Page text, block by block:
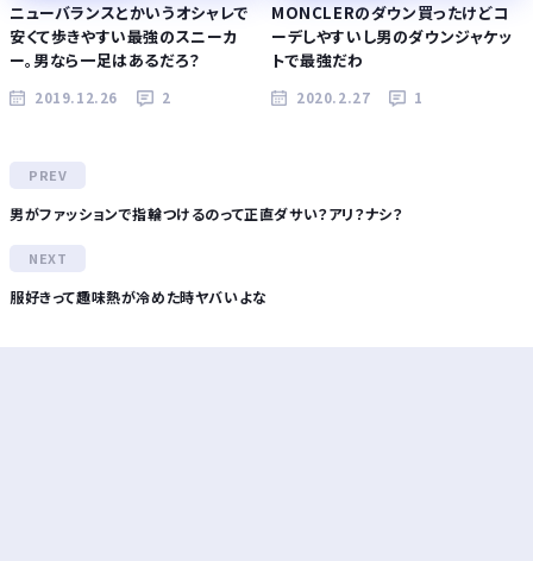
ニューバランスとかいうオシャレで
安くて歩きやすい最強のスニーカ
ー。男なら一足はあるだろ？
2019.12.26 2
MONCLERのダウン買ったけどコ
ーデしやすいし男のダウンジャケッ
トで最強だわ
2020.2.27 1
男がファッションで指輪つけるのって正直ダサい？アリ？ナシ？
服好きって趣味熱が冷めた時ヤバいよな